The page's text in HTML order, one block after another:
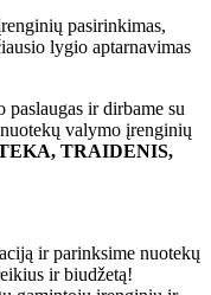
pasirinkimas,
lygio aptarnavimas
ir dirbame su
valymo įrenginių
TRAIDENIS,
ir parinksime nuotekų
ir biudžetą!